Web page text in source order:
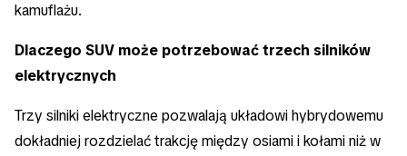
kamuflażu.
Dlaczego SUV może potrzebować trzech silników
elektrycznych
Trzy silniki elektryczne pozwalają układowi hybrydowemu
dokładniej rozdzielać trakcję między osiami i kołami niż w